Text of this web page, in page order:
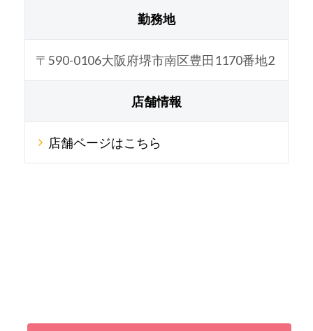
勤務地
〒590-0106大阪府堺市南区豊田1170番地2
店舗情報
店舗ページはこちら